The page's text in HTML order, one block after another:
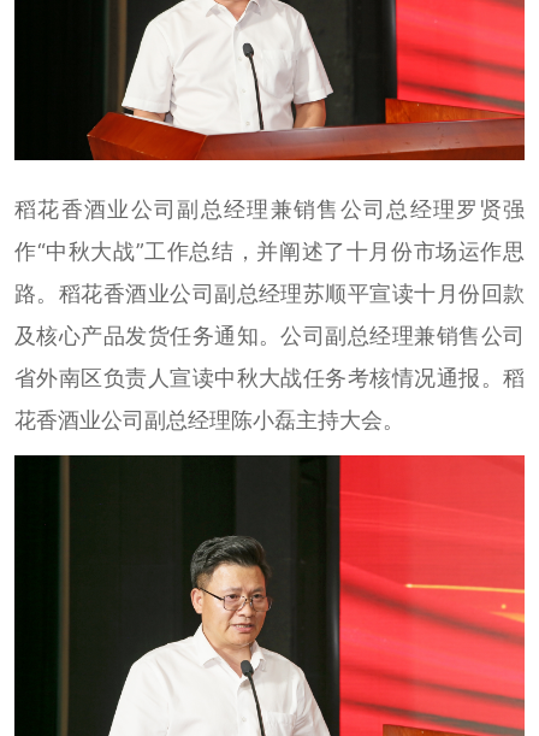
稻花香酒业公司副总经理兼销售公司总经理罗贤强
作“中秋大战”工作总结，并阐述了十月份市场运作思
路。稻花香酒业公司副总经理苏顺平宣读十月份回款
及核心产品发货任务通知。公司副总经理兼销售公司
省外南区负责人宣读中秋大战任务考核情况通报。稻
花香酒业公司副总经理陈小磊主持大会。